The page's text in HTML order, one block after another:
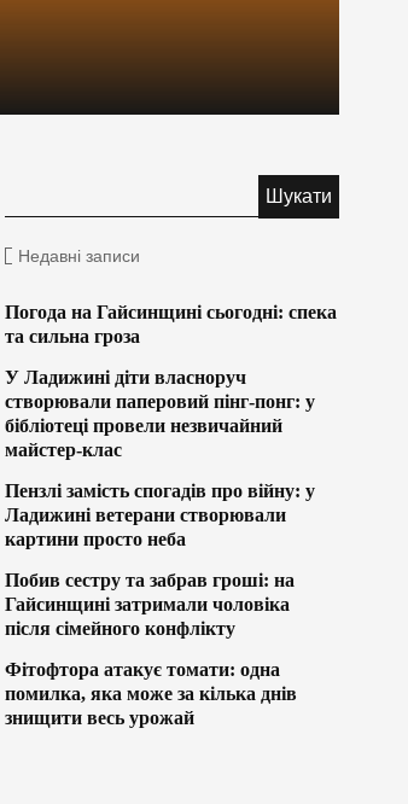
Недавні записи
Погода на Гайсинщині сьогодні: спека
та сильна гроза
У Ладижині діти власноруч
створювали паперовий пінг-понг: у
бібліотеці провели незвичайний
майстер-клас
Пензлі замість спогадів про війну: у
Ладижині ветерани створювали
картини просто неба
Побив сестру та забрав гроші: на
Гайсинщині затримали чоловіка
після сімейного конфлікту
Фітофтора атакує томати: одна
помилка, яка може за кілька днів
знищити весь урожай